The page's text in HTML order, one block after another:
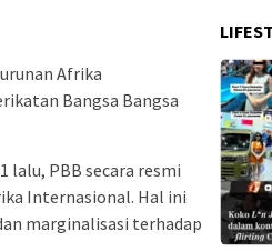
Afrika
Bangsa Bangsa
lalu, PBB secara resmi
Internasional. Hal ini
marginalisasi terhadap